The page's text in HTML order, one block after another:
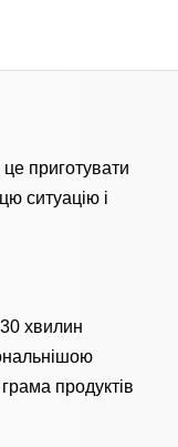
приготувати
ситуацію і
хвилин
продуктів